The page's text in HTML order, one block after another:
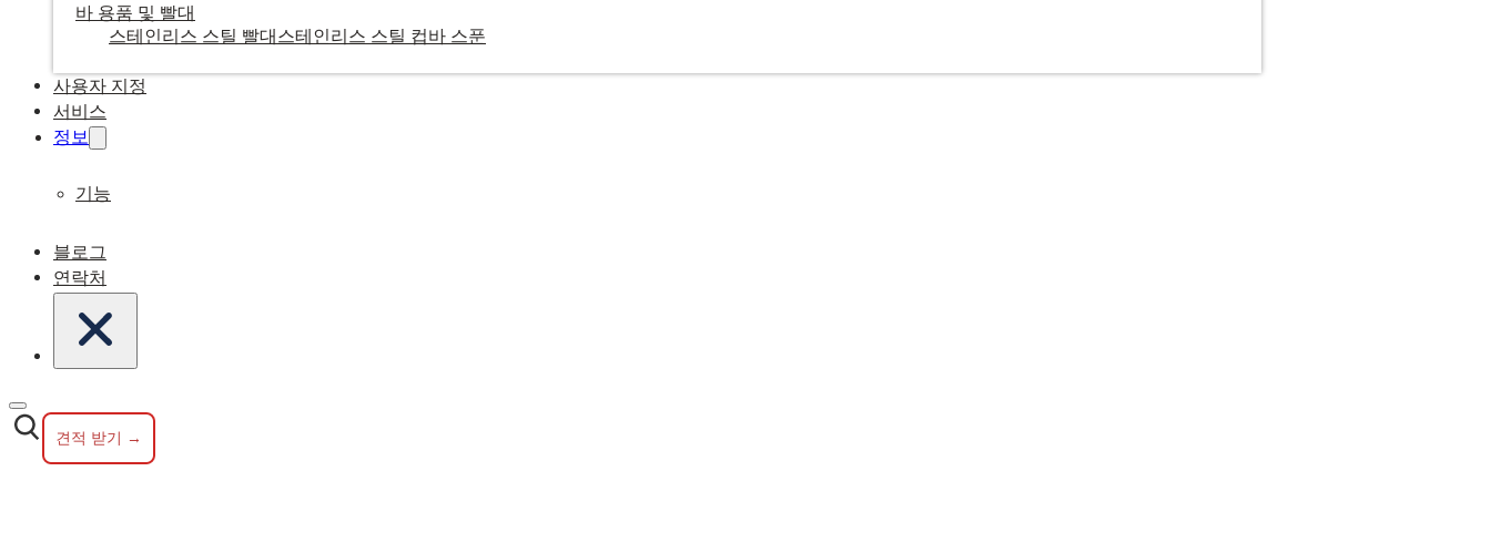
바 용품 및 빨대
스테인리스 스틸 빨대 스테인리스 스틸 컵바 스푼
사용자 지정
서비스
정보
기능
블로그
연락처
견적 받기 →